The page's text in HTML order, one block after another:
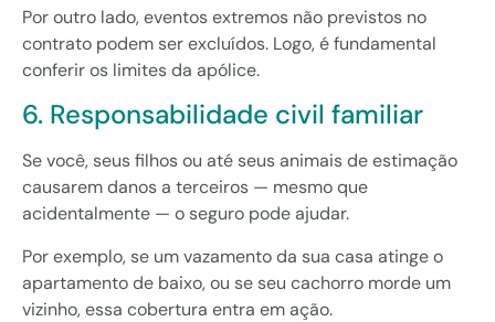
Por outro lado, eventos extremos não previstos no
contrato podem ser excluídos. Logo, é fundamental
conferir os limites da apólice.
6. Responsabilidade civil familiar
Se você, seus filhos ou até seus animais de estimação
causarem danos a terceiros — mesmo que
acidentalmente — o seguro pode ajudar.
Por exemplo, se um vazamento da sua casa atinge o
apartamento de baixo, ou se seu cachorro morde um
vizinho, essa cobertura entra em ação.